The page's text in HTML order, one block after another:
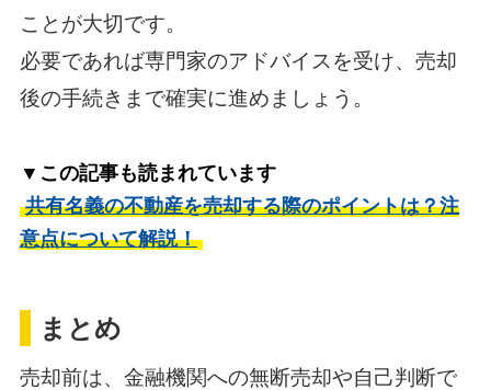
ことが大切です。
必要であれば専門家のアドバイスを受け、売却
後の手続きまで確実に進めましょう。
▼この記事も読まれています
共有名義の不動産を売却する際のポイントは？注
意点について解説！
まとめ
売却前は、金融機関への無断売却や自己判断で